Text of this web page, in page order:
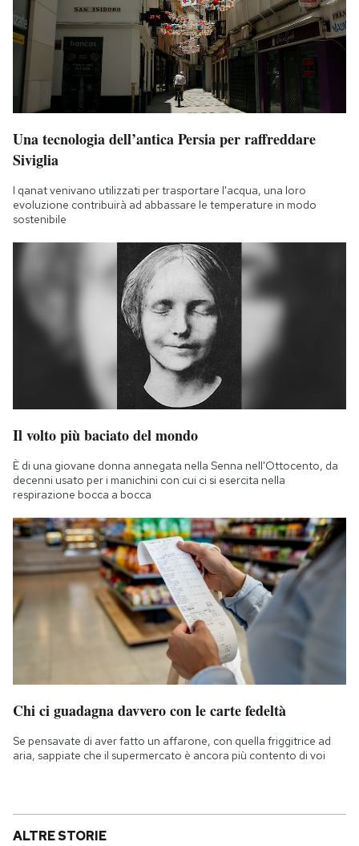
Una tecnologia dell’antica Persia per raffreddare
Siviglia
I qanat venivano utilizzati per trasportare l'acqua, una loro
evoluzione contribuirà ad abbassare le temperature in modo
sostenibile
Il volto più baciato del mondo
È di una giovane donna annegata nella Senna nell'Ottocento, da
decenni usato per i manichini con cui ci si esercita nella
respirazione bocca a bocca
Chi ci guadagna davvero con le carte fedeltà
Se pensavate di aver fatto un affarone, con quella friggitrice ad
aria, sappiate che il supermercato è ancora più contento di voi
ALTRE STORIE